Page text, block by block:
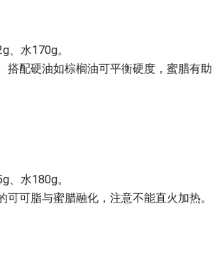
、水170g。
搭配硬油如棕榈油可平衡硬度，蜜腊有助
、水180g。
可脂与蜜腊融化，注意不能直火加热。